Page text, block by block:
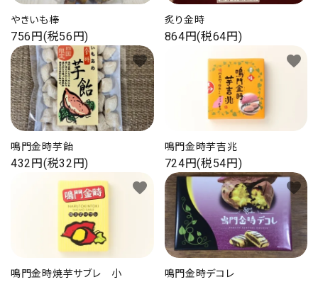
一品、調味料
玉ちゃん・雑貨
INFORMATIOM
会社概要
お支払い・配送
よくある質問
お問い合わせ
特定商取引
プライバシーポリシー
やきいも棒
756円(税56円)
炙り金時
864円(税64円)
鳴門金時芋飴
432円(税32円)
favorite
鳴門金時芋吉兆
724円(税54円)
favorite
鳴門金時焼芋サブレ 小
favorite
鳴門金時デコレ
favorite